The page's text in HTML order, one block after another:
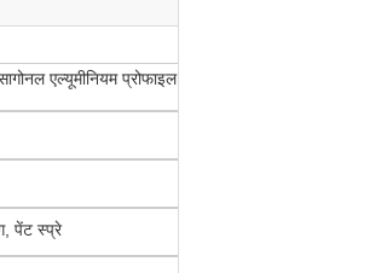
एल्यूमीनियम प्रोफाइल
पेंट स्प्रे